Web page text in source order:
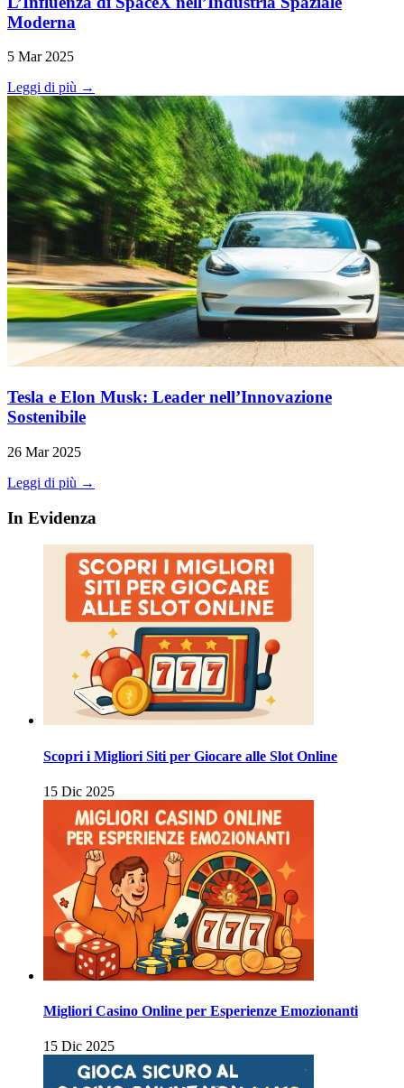
Moderna
5 Mar 2025
Leggi di più →
Tesla e Elon Musk: Leader nell’Innovazione
Sostenibile
26 Mar 2025
Leggi di più →
In Evidenza
Scopri i Migliori Siti per Giocare alle Slot Online
15 Dic 2025
Migliori Casino Online per Esperienze Emozionanti
15 Dic 2025